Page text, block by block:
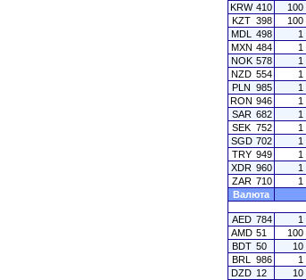
KRW 410 100
KZT 398 100
MDL
498 1
MXN 484 1
NOK 578 1
NZD 554 1
PLN 985 1
RON 946 1
SAR 682 1
SEK 752 1
SGD 702 1
TRY 949 1
XDR 960 1
ZAR 710 1
Валюта
AED 784 1
AMD 51 100
BDT 50 10
BRL
986 1
DZD 12 10